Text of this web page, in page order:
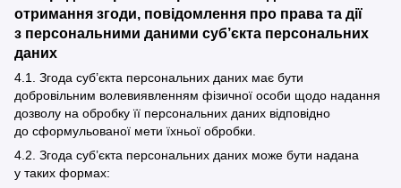
отримання згоди, повідомлення про права та дії
з персональними даними суб’єкта персональних
даних
4.1. Згода суб’єкта персональних даних має бути
добровільним волевиявленням фізичної особи щодо надання
дозволу на обробку її персональних даних відповідно
до сформульованої мети їхньої обробки.
4.2. Згода суб’єкта персональних даних може бути надана
у таких формах: